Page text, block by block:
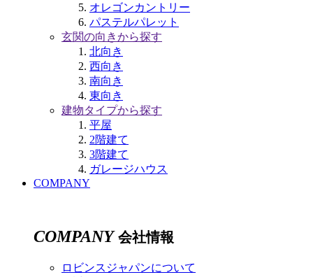
オレゴンカントリー
パステルパレット
玄関の向きから探す
北向き
西向き
南向き
東向き
建物タイプから探す
平屋
2階建て
3階建て
ガレージハウス
COMPANY
COMPANY 会社情報
ロビンスジャパンについて